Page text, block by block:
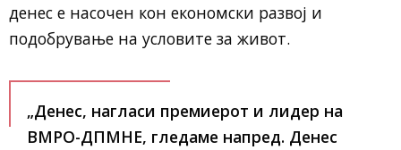
денес е насочен кон економски развој и
подобрување на условите за живот.
„Денес, нагласи премиерот и лидер на
ВМРО-ДПМНЕ, гледаме напред. Денес